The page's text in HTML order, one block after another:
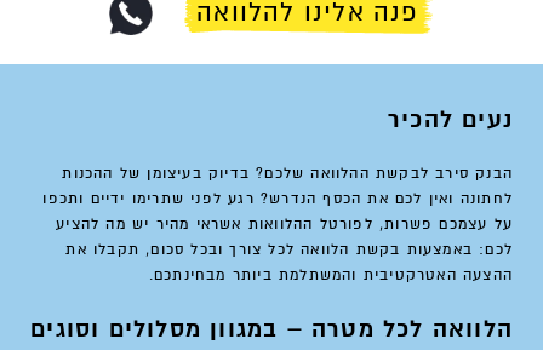
פנה אלינו להלוואה
נעים להכיר
הבנק סירב לבקשת ההלוואה שלכם? בדיוק בעיצומן של ההכנות
לחתונה ואין לכם את הכסף הנדרש? רגע לפני שתרימו ידיים ותכפו
על עצמכם פשרות, לפורטל ההלוואות אשראי מהיר יש מה להציע
לכם: באמצעות בקשת הלוואה לכל צורך ובכל סכום, תקבלו את
ההצעה האטרקטיבית והמשתלמת ביותר מבחינתכם.
הלוואה לכל מטרה – במגוון מסלולים וסוגים